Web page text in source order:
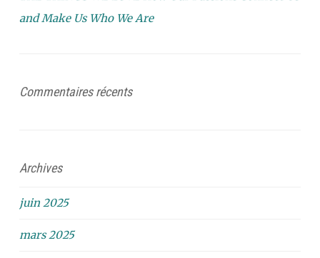
and Make Us Who We Are
Commentaires récents
Archives
juin 2025
mars 2025